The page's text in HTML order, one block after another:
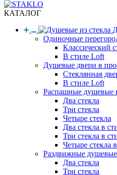
КАТАЛОГ
Одиночные
Классический
В стиле Loft
Душевые двери в
Стеклянная
В стиле Loft
Распашные душевые
Два стекла
Три стекла
Четыре стекла
Два стекла в
Три стекла в
Четыре стекла
Раздвижные
Два стекла
Три стекла